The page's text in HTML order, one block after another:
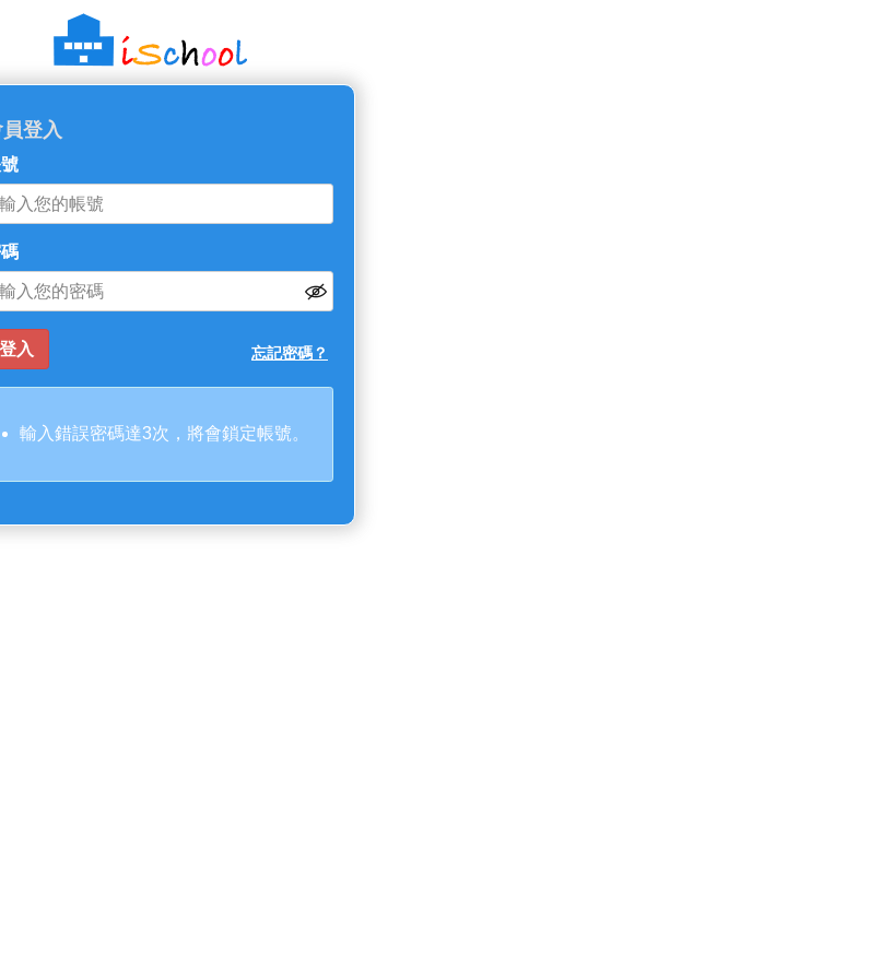
登入
忘記密碼？
輸入錯誤密碼達3次，將會鎖定帳號。